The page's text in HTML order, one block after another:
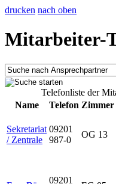
drucken nach oben
Mitarbeiter-
Telefonliste der
Name
Telefon Zimmer
Sekretariat
/ Zentrale
09201
987-0
OG 13
09201